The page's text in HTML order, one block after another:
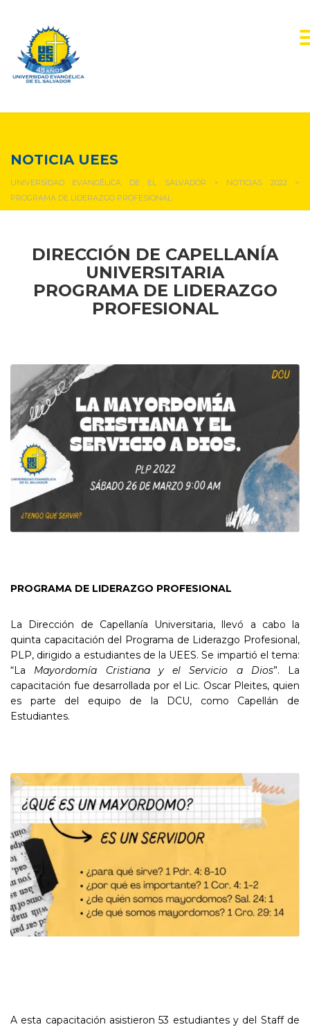
NOTICIA UEES
UNIVERSIDAD EVANGÉLICA DE EL SALVADOR > NOTICIAS 2022>
PROGRAMA DE LIDERAZGO PROFESIONAL
DIRECCIÓN DE CAPELLANÍA
UNIVERSITARIA
PROGRAMA DE LIDERAZGO
PROFESIONAL
PROGRAMA DE LIDERAZGO PROFESIONAL
La Dirección de Capellanía Universitaria, llevó a cabo la
quinta capacitación del Programa de Liderazgo Profesional,
PLP, dirigido a estudiantes de la UEES. Se impartió el tema:
“La Mayordomía Cristiana y el Servicio a Dios”. La
capacitación fue desarrollada por el Lic. Oscar Pleites, quien
es parte del equipo de la DCU, como Capellán de
Estudiantes.
A esta capacitación asistieron 53 estudiantes y del Staff de